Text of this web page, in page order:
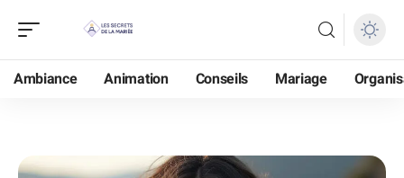
Ambiance Animation Conseils Mariage